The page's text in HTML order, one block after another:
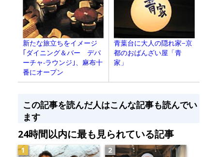
新たな旅立ちをイメージ
｢ダイニング＆バー デパ
ーチャ-ラウンジ｣、麻布十
番にオープン
青葉台に大人の隠れ家−京
都のおばんざい屋「青
家」
この記事を読んだ人はこんな記事も読んでい
ます
24時間以内に最も見られている記事